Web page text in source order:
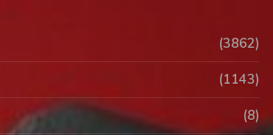
(3862)
(1143)
(8)